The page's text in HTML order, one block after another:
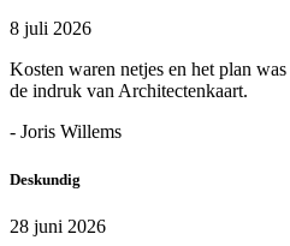
8 juli 2026
Kosten waren netjes en het plan
de indruk van Architectenkaart.
- Joris Willems
Deskundig
28 juni 2026